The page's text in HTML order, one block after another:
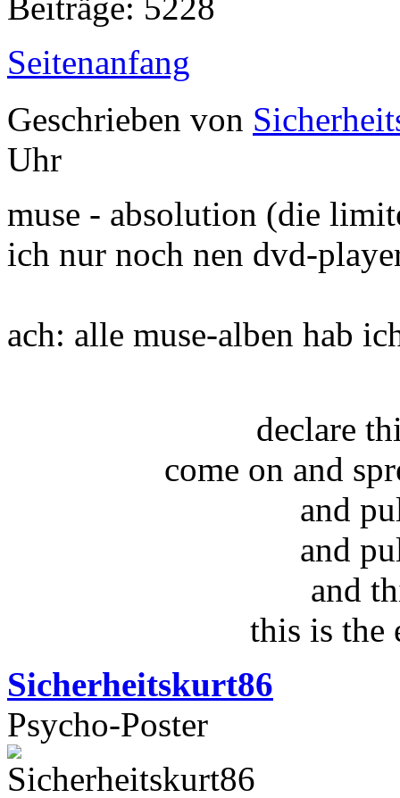
Beiträge: 5228
Seitenanfang
Geschrieben von
Uhr
muse - absolution (die
ich nur noch nen dvd-
ach: alle muse-alben hab
declare
come on and
and
and
and
this is the
Sicherheitskurt86
Psycho-Poster